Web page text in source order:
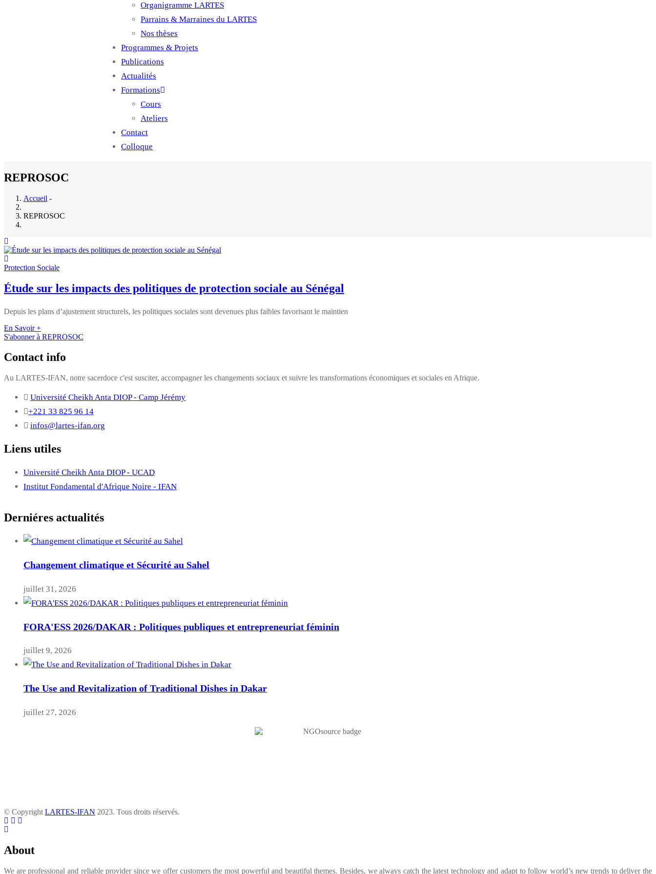
Organigramme LARTES
Parrains & Marraines du LARTES
Nos thèses
Programmes & Projets
Publications
Actualités
Formations
Cours
Ateliers
Contact
Colloque
REPROSOC
Accueil -
REPROSOC
Protection Sociale
Étude sur les impacts des politiques de protection sociale au Sénégal
Depuis les plans d’ajustement structurels, les politiques sociales sont devenues plus faibles favorisant le maintien
En Savoir +
S'abonner à REPROSOC
Contact info
Au LARTES-IFAN, notre sacerdoce c'est susciter, accompagner les changements sociaux et suivre les transformations économiques et sociales en Afrique.
Université Cheikh Anta DIOP - Camp Jérémy
+221 33 825 96 14
infos@lartes-ifan.org
Liens utiles
Université Cheikh Anta DIOP - UCAD
Institut Fondamental d'Afrique Noire - IFAN
Derniéres actualités
Changement climatique et Sécurité au Sahel
juillet 31, 2026
FORA'ESS 2026/DAKAR : Politiques publiques et entrepreneuriat féminin
juillet 9, 2026
The Use and Revitalization of Traditional Dishes in Dakar
juillet 27, 2026
© Copyright LARTES-IFAN 2023. Tous droits réservés.
About
We are professional and reliable provider since we offer customers the most powerful and beautiful themes. Besides, we always catch the latest technology and adapt to follow world’s new trends to deliver the